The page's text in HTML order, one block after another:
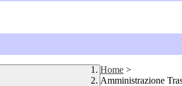
Home >
Amministrazione